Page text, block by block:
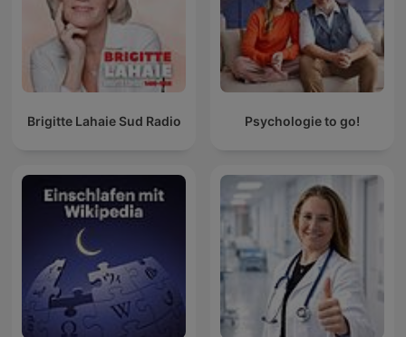
Brigitte Lahaie Sud Radio Psychologie to go!